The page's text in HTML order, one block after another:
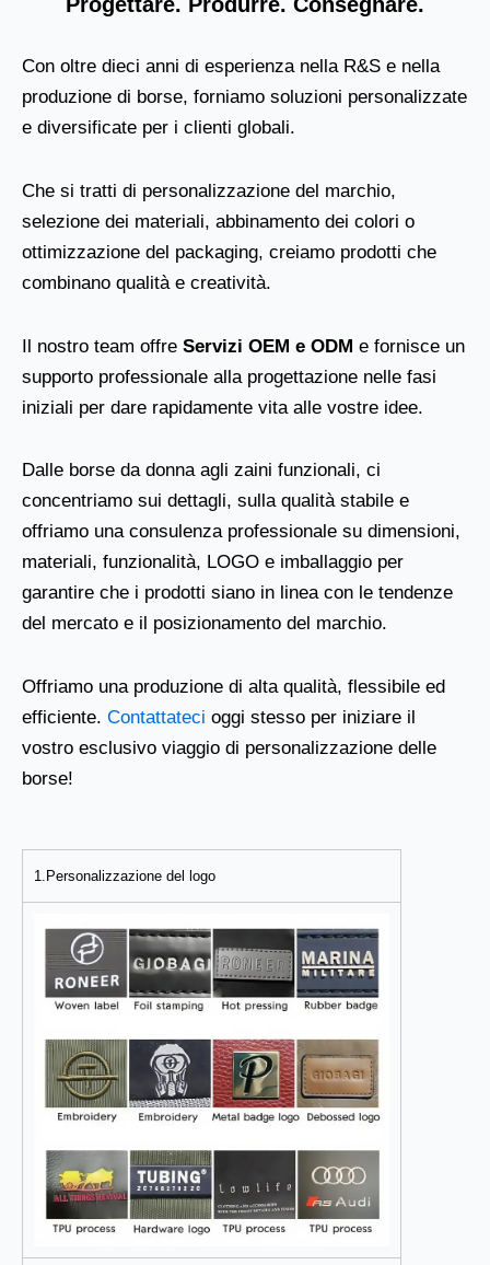
Con oltre dieci anni di esperienza nella R&S e nella
produzione di borse, forniamo soluzioni personalizzate
e diversificate per i clienti globali.
Che si tratti di personalizzazione del marchio,
selezione dei materiali, abbinamento dei colori o
ottimizzazione del packaging, creiamo prodotti che
combinano qualità e creatività.
Il nostro team offre Servizi OEM e ODM e fornisce un
supporto professionale alla progettazione nelle fasi
iniziali per dare rapidamente vita alle vostre idee.
Dalle borse da donna agli zaini funzionali, ci
concentriamo sui dettagli, sulla qualità stabile e
offriamo una consulenza professionale su dimensioni,
materiali, funzionalità, LOGO e imballaggio per
garantire che i prodotti siano in linea con le tendenze
del mercato e il posizionamento del marchio.
Offriamo una produzione di alta qualità, flessibile ed
efficiente. Contattateci oggi stesso per iniziare il
vostro esclusivo viaggio di personalizzazione delle
borse!
1.Personalizzazione del logo